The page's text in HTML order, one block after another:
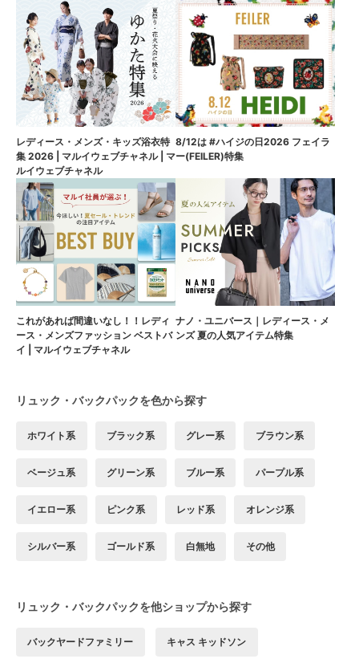
レディース・メンズ・キッズ浴衣特
集 2026 | マルイウェブチャネル | マ
ルイウェブチャネル
8/12は #ハイジの日2026 フェイラ
ー(FEILER)特集
これがあれば間違いなし！！レディ
ース・メンズファッション ベストバ
イ | マルイウェブチャネル
ナノ・ユニバース｜レディース・メ
ンズ 夏の人気アイテム特集
リュック・バックパックを色から探す
ホワイト系 ブラック系 グレー系 ブラウン系
ベージュ系 グリーン系 ブルー系 パープル系
イエロー系 ピンク系 レッド系 オレンジ系
シルバー系 ゴールド系 白無地 その他
リュック・バックパックを他ショップから探す
バックヤードファミリー キャス キッドソン